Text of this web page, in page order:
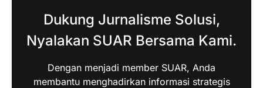
Dukung Jurnalisme Solusi,
Nyalakan SUAR Bersama Kami.
Dengan menjadi member SUAR, Anda
membantu menghadirkan informasi strategis